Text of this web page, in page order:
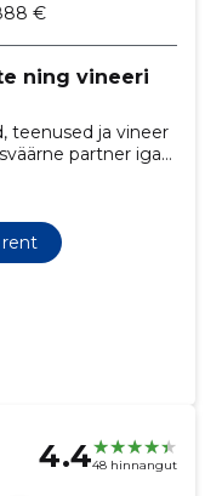
€
ning vineeri
teenused ja vineer
partner igas
jooksul.
rent
4.448 hinnangut